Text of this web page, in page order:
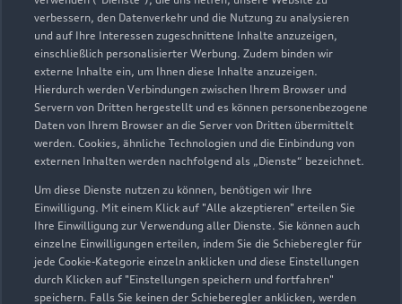
verbessern, den Datenverkehr und die Nutzung zu analysieren
und auf Ihre Interessen zugeschnittene Inhalte anzuzeigen,
einschließlich personalisierter Werbung. Zudem binden wir
externe Inhalte ein, um Ihnen diese Inhalte anzuzeigen.
Hierdurch werden Verbindungen zwischen Ihrem Browser und
Servern von Dritten hergestellt und es können personenbezogene
Daten von Ihrem Browser an die Server von Dritten übermittelt
werden. Cookies, ähnliche Technologien und die Einbindung von
externen Inhalten werden nachfolgend als „Dienste“ bezeichnet.
Um diese Dienste nutzen zu können, benötigen wir Ihre
Einwilligung. Mit einem Klick auf "Alle akzeptieren" erteilen Sie
Ihre Einwilligung zur Verwendung aller Dienste. Sie können auch
einzelne Einwilligungen erteilen, indem Sie die Schieberegler für
jede Cookie-Kategorie einzeln anklicken und diese Einstellungen
durch Klicken auf "Einstellungen speichern und fortfahren"
speichern. Falls Sie keinen der Schieberegler anklicken, werden
Kontaktdaten herunterladen
Öffnungszeiten
Service
Geschlossen, öffnet am Freitag 07:45
Teile- & Zubehörverkauf
Geschlossen,öffnet amFreitag 08:00